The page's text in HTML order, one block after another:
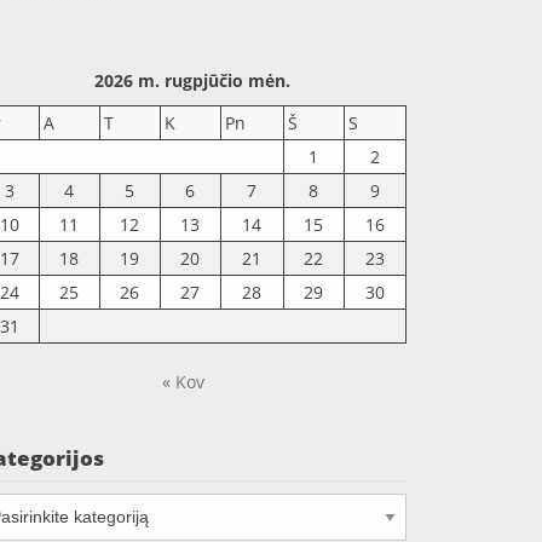
2026 m. rugpjūčio mėn.
A T K Pn Š
S
1
2
3
4 5 6 7 8
9
10
11 12 13 14 15
16
17
18 19 20 21 22
23
24
25 26 27 28 29
30
31
« Kov